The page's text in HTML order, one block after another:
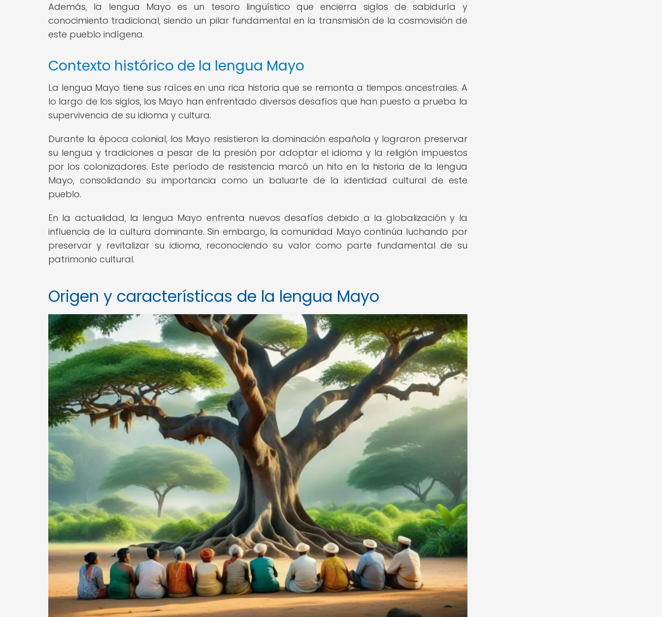
Además, la lengua Mayo es un tesoro lingüístico que encierra siglos de sabiduría y
conocimiento tradicional, siendo un pilar fundamental en la transmisión de la cosmovisión de
este pueblo indígena.
Contexto histórico de la lengua Mayo
La lengua Mayo tiene sus raíces en una rica historia que se remonta a tiempos ancestrales. A
lo largo de los siglos, los Mayo han enfrentado diversos desafíos que han puesto a prueba la
supervivencia de su idioma y cultura.
Durante la época colonial, los Mayo resistieron la dominación española y lograron preservar
su lengua y tradiciones a pesar de la presión por adoptar el idioma y la religión impuestos
por los colonizadores. Este período de resistencia marcó un hito en la historia de la lengua
Mayo, consolidando su importancia como un baluarte de la identidad cultural de este
pueblo.
En la actualidad, la lengua Mayo enfrenta nuevos desafíos debido a la globalización y la
influencia de la cultura dominante. Sin embargo, la comunidad Mayo continúa luchando por
preservar y revitalizar su idioma, reconociendo su valor como parte fundamental de su
patrimonio cultural.
Origen y características de la lengua Mayo